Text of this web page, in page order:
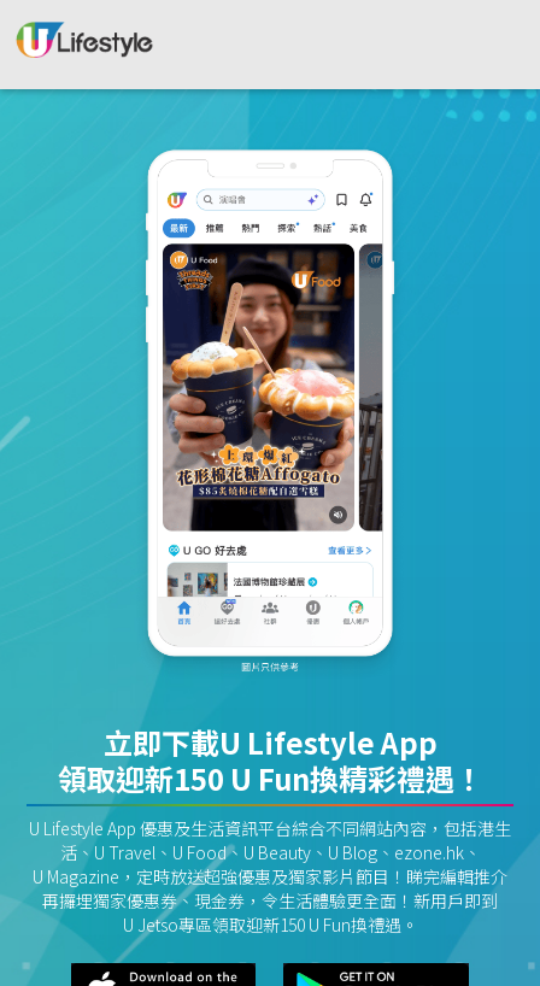
立即下載U Lifestyle App
領取迎新150 U Fun換精彩禮遇！
U Lifestyle App 優惠及生活資訊平台綜合不同網站內容，包括港生
活、U Travel、U Food、U Beauty、U Blog、ezone.hk、
U Magazine，定時放送超強優惠及獨家影片節目！睇完編輯推介
再攞埋獨家優惠券、現金券，令生活體驗更全面！新用戶即到
U Jetso專區領取迎新150 U Fun換禮遇。